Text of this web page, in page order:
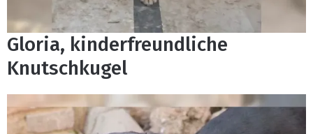
Gloria, kinderfreundliche
Knutschkugel